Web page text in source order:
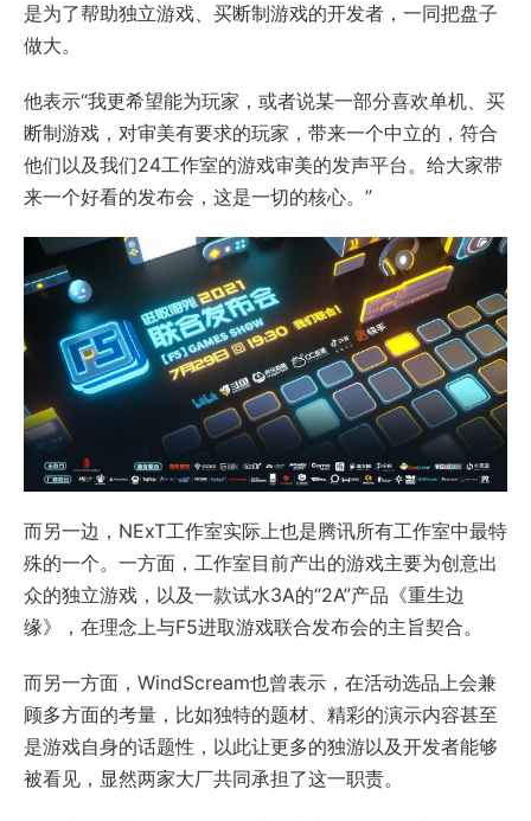
是为了帮助独立游戏、买断制游戏的开发者，一同把盘子
做大。
他表示“我更希望能为玩家，或者说某一部分喜欢单机、买
断制游戏，对审美有要求的玩家，带来一个中立的，符合
他们以及我们24工作室的游戏审美的发声平台。给大家带
来一个好看的发布会，这是一切的核心。”
而另一边，NExT工作室实际上也是腾讯所有工作室中最特
殊的一个。一方面，工作室目前产出的游戏主要为创意出
众的独立游戏，以及一款试水3A的“2A”产品《重生边
缘》，在理念上与F5进取游戏联合发布会的主旨契合。
而另一方面，WindScream也曾表示，在活动选品上会兼
顾多方面的考量，比如独特的题材、精彩的演示内容甚至
是游戏自身的话题性，以此让更多的独游以及开发者能够
被看见，显然两家大厂共同承担了这一职责。